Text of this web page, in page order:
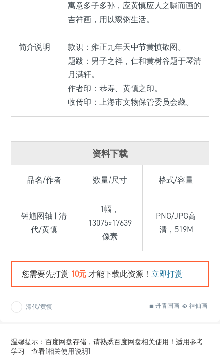
简介说明
寓意多子多孙，应黄慎应人之嘱而画的
吉祥画，用以鬻粥生活。
款识：雍正九年天中节黄慎敬图。
题跋：男子之祥，仁和黄树谷题于琴清
月满轩。
作者印：恭寿、黄慎之印。
收传印：上海市文物保管委员会藏。
资料下载
品名/作者 数量/尺寸 格式/容量
钟馗图轴 | 清
代/黄慎
1幅，
13075×17639
像素
PNG/JPG高
清，519M
您需要先打赏 10元 才能下载此资源！ 立即打赏
清代/黄慎 神仙画
丹青国画
温馨提示：百度网盘存储，请熟悉百度网盘相关使用！适用参考
学习！查看[相关使用说明]